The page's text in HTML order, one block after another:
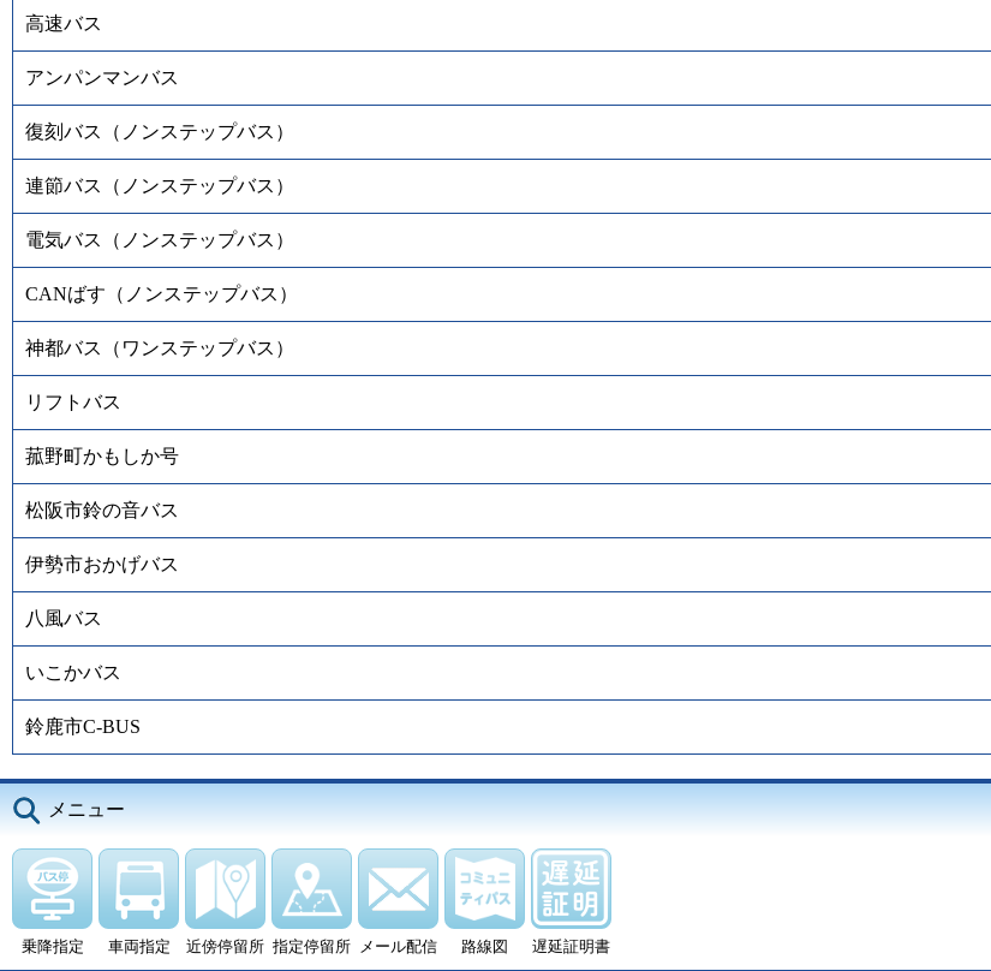
高速バス
アンパンマンバス
復刻バス（ノンステップバス）
連節バス（ノンステップバス）
電気バス（ノンステップバス）
CANばす（ノンステップバス）
神都バス（ワンステップバス）
リフトバス
菰野町かもしか号
松阪市鈴の音バス
伊勢市おかげバス
八風バス
いこかバス
鈴鹿市C-BUS
メニュー
乗降指定 車両指定 近傍停留所 指定停留所 メール配信 路線図 遅延証明書